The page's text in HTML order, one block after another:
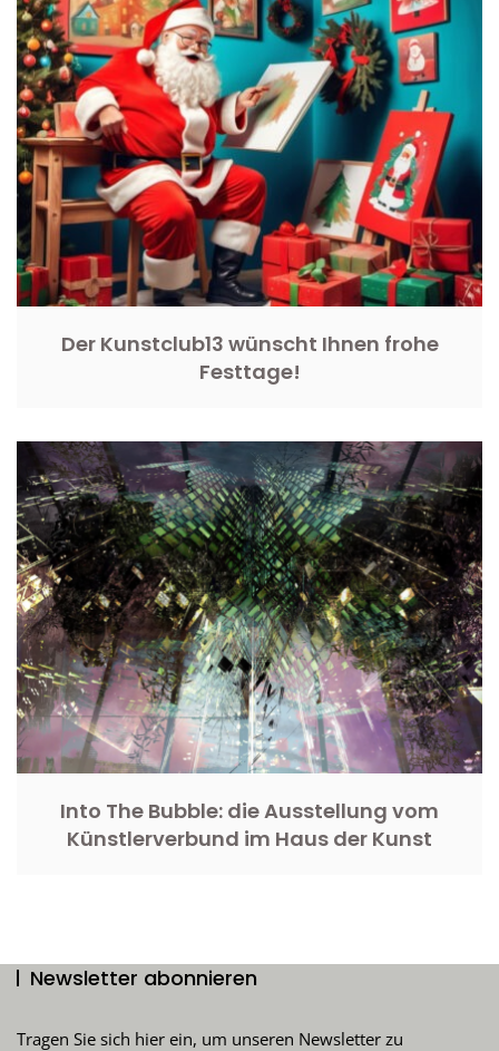
Der Kunstclub13 wünscht Ihnen frohe
Festtage!
Into The Bubble: die Ausstellung vom
Künstlerverbund im Haus der Kunst
Newsletter abonnieren
Tragen Sie sich hier ein, um unseren Newsletter zu